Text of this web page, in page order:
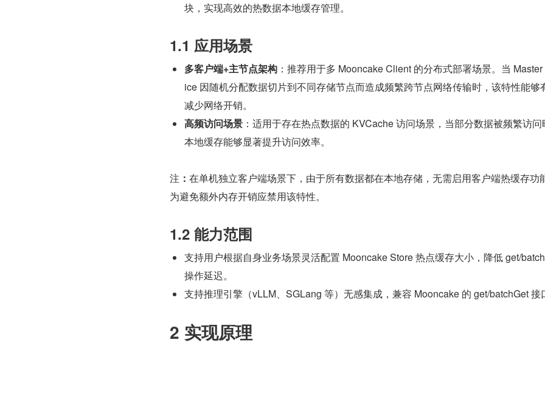
块，实现高效的热数据本地缓存管理。
1.1 应用场景
多客户端+主节点架构 ：推荐用于多 Mooncake Client 的分布式部署场景。当
ice 因随机分配数据切片到不同存储节点而造成频繁跨节点网络传输时，该特性能够
减少网络开销。
高频访问场景 ：适用于存在热点数据的 KVCache 访问场景，当部分数据被频繁访问
本地缓存能够显著提升访问效率。
注 ​：​ 在单机独立客户端场景下，由于所有数据都在本地存储，无需启用客户端热缓存功
为避免额外内存开销应禁用该特性。
1.2 能力范围
支持用户根据自身业务场景灵活配置 Mooncake Store 热点缓存大小，降低 get/
操作延迟。
支持推理引擎（vLLM、SGLang 等）无感集成，兼容 Mooncake 的 get/batchGet 接
2 实现原理